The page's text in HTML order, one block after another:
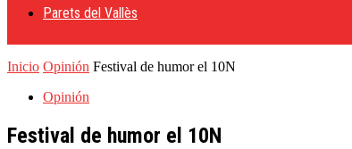
Parets del Vallès
Inicio Opinión Festival de humor el 10N
Opinión
Festival de humor el 10N